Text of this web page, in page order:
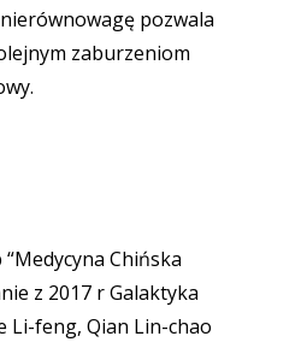
pozwala
zaburzeniom
Chińska
z 2017 r Galaktyka
Li-feng, Qian Lin-chao